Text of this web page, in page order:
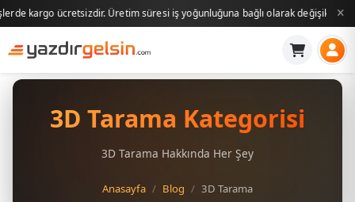
Üretim süresi iş yoğunluğuna bağlı olarak değişiklik gösterebilir.
3D Tarama Kategorisi
3D Tarama Hakkında Her Şey
Anasayfa Blog 3D Tarama